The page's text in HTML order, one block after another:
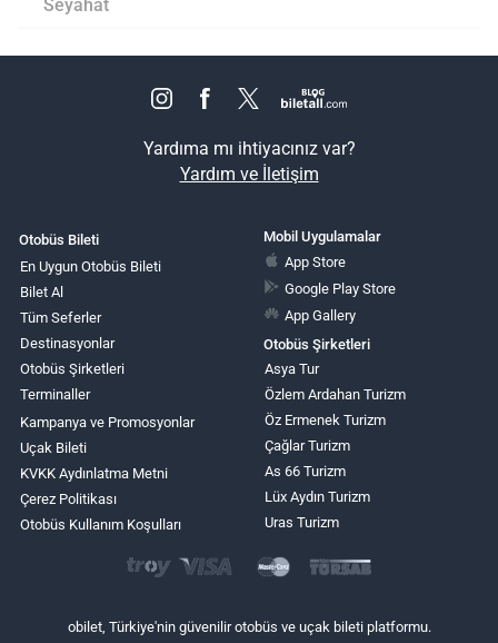
Seyahat
Yardıma mı ihtiyacınız var?
Yardım ve İletişim
Otobüs Bileti
En Uygun Otobüs Bileti
Bilet Al
Tüm Seferler
Destinasyonlar
Otobüs Şirketleri
Terminaller
Kampanya ve Promosyonlar
Uçak Bileti
KVKK Aydınlatma Metni
Çerez Politikası
Otobüs Kullanım Koşulları
Mobil Uygulamalar
App Store
Google Play Store
App Gallery
Otobüs Şirketleri
Asya Tur
Özlem Ardahan Turizm
Öz Ermenek Turizm
Çağlar Turizm
As 66 Turizm
Lüx Aydın Turizm
Uras Turizm
obilet, Türkiye'nin güvenilir otobüs ve uçak bileti platformu.